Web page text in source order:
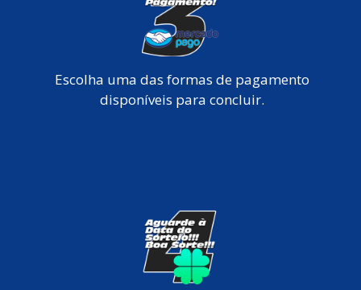
Escolha uma das formas de pagamento
disponíveis para concluir.